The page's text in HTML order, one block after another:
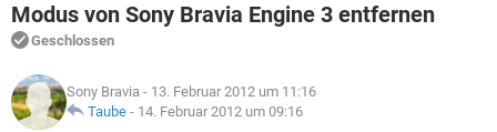
WHATSAPP TIKTOK
FACEBOOK
WINDOWS 10
WHATSAPP
FACEBOOK HARDWARE
SPIELE STREAMING
ANDROID
WINDOWS 10 INSTAGRAM
WHATSAPP
FORUM
SPIELE
ANDROID IOS
LEXIKON
SPIELE
Modus von Sony Bravia Engine 3 entfernen
Geschlossen
Sony Bravia - 13. Februar 2012 um 11:16
Taube - 14. Februar 2012 um 09:16